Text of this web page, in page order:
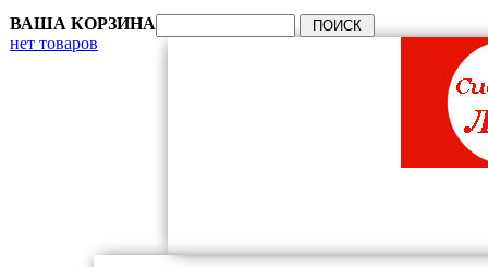
ВАША КОРЗИНА
нет товаров